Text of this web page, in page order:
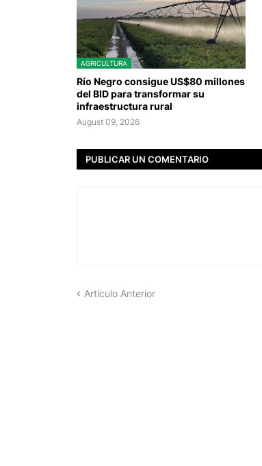
AGRICULTURA
Río Negro consigue US$80 millones
del BID para transformar su
infraestructura rural
August 09, 2026
PUBLICAR UN COMENTARIO
Artículo Anterior